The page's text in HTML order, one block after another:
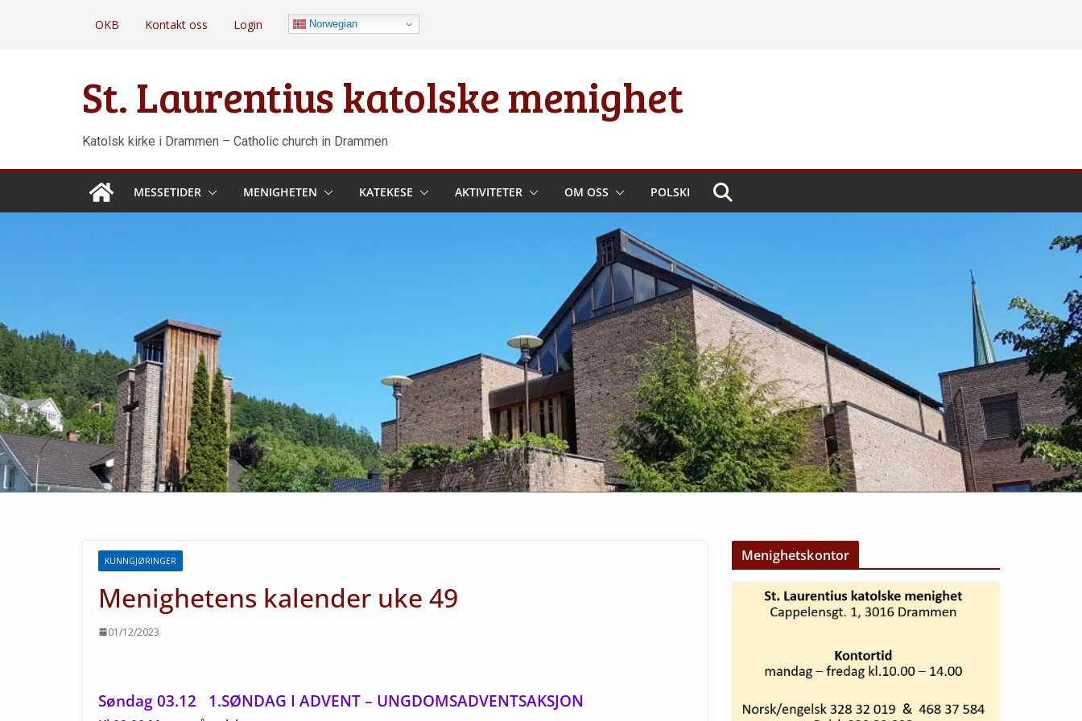
OKB Kontakt oss Login Norwegian
St. Laurentius katolske menighet
Katolsk kirke i Drammen – Catholic church in Drammen
MESSETIDER MENIGHETEN KATEKESE AKTIVITETER OM OSS POLSKI
KUNNGJØRINGER
Menighetens kalender uke 49
01/12/2023
Søndag 03.12 1.SØNDAG I ADVENT – UNGDOMSADVENTSAKSJON
Menighetskontor